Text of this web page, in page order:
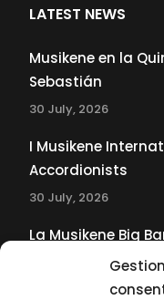
LATEST NEWS
Musikene en la
Sebastián
30 July, 2026
I Musikene
Accordionists
30 July, 2026
La Musikene Big
Tolliver en el 61